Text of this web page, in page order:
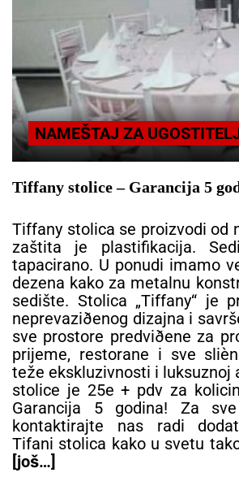
NAMEŠTAJ ZA
Tiffany stolice – Garancija 5
Tiffany stolica se proizvodi od
zaštita je plastifikacija.
tapacirano. U ponudi imamo
dezena kako za metalnu
sedište. Stolica „Tiffany“ je
neprevaziðenog dizajna i
sve prostore predviðene za
prijeme, restorane i sve
teže ekskluzivnosti i luksuznoj
stolice je 25e + pdv za
Garancija 5 godina! Za
kontaktirajte nas radi
Tifani stolica kako u svetu
[još…]